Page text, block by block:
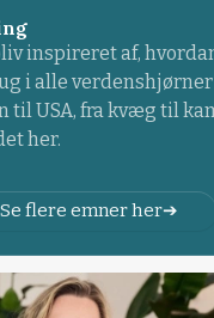
inspireret af,
i alle verdenshjørner
til USA, fra kvæg til
her.
Se flere emner her